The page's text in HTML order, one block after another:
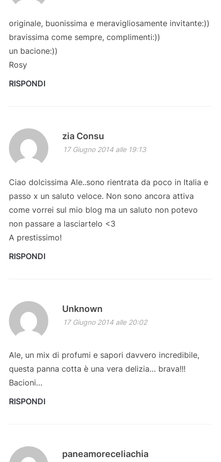
originale, buonissima e meravigliosamente invitante:))
bravissima come sempre, complimenti:))
un bacione:))
Rosy
RISPONDI
zia Consu
17 Giugno 2014 alle 19:13
Ciao dolcissima Ale..sono rientrata da poco in Italia e
passo x un saluto veloce. Non sono ancora attiva
come vorrei sul mio blog ma un saluto non potevo
non passare a lasciartelo <3
A prestissimo!
RISPONDI
Unknown
17 Giugno 2014 alle 20:02
Ale, un mix di profumi e sapori davvero incredibile,
questa panna cotta è una vera delizia… brava!!!
Bacioni…
RISPONDI
paneamoreceliachia